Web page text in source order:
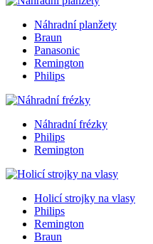
Náhradní planžety
Braun
Panasonic
Remington
Philips
Náhradní frézky
Philips
Remington
Holicí strojky na vlasy
Philips
Remington
Braun